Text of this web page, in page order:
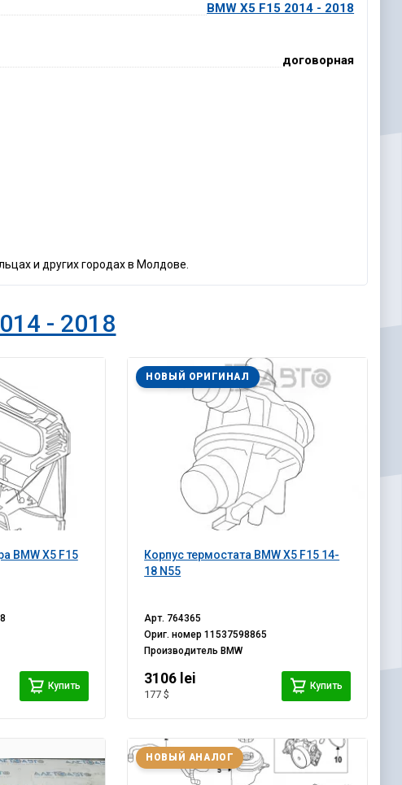
BMW X5 F15 2014 - 2018
договорная
и других городах в Молдове.
- 2018
BMW X5 F15
Купить
Корпус термостата BMW X5 F15 14-
18 N55
НОВЫЙ ОРИГИНАЛ
Арт. 764365
Ориг. номер11537598865
Производитель BMW
3106 lei
177 $
Купить
НОВЫЙ АНАЛОГ